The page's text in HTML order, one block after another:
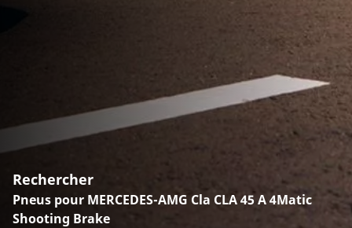
Rechercher
Pneus pour MERCEDES-AMG Cla CLA 45 A 4Matic
Shooting Brake